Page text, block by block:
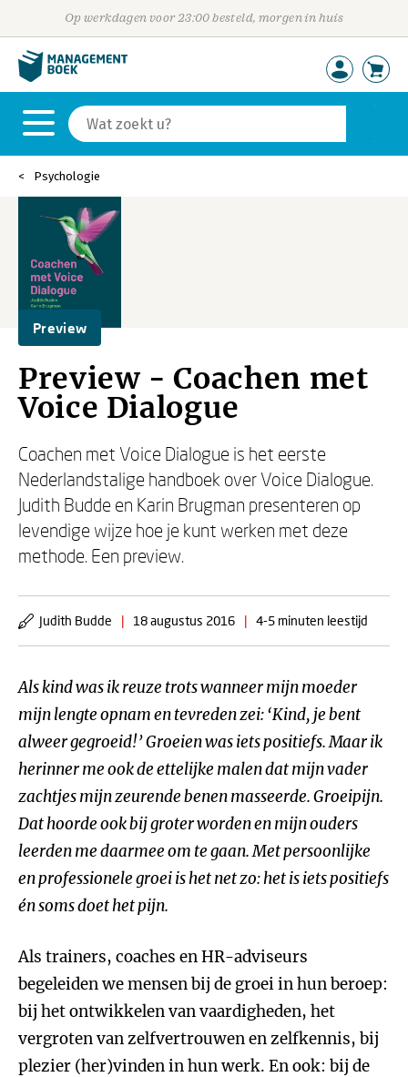
Op werkdagen voor 23:00 besteld, morgen in huis
Psychologie
Preview
Preview - Coachen met
Voice Dialogue
Coachen met Voice Dialogue is het eerste
Nederlandstalige handboek over Voice Dialogue.
Judith Budde en Karin Brugman presenteren op
levendige wijze hoe je kunt werken met deze
methode. Een preview.
Judith Budde | 18 augustus 2016 | 4-5 minuten leestijd
Als kind was ik reuze trots wanneer mijn moeder
mijn lengte opnam en tevreden zei: ‘Kind, je bent
alweer gegroeid!’ Groeien was iets positiefs. Maar ik
herinner me ook de ettelijke malen dat mijn vader
zachtjes mijn zeurende benen masseerde. Groeipijn.
Dat hoorde ook bij groter worden en mijn ouders
leerden me daarmee om te gaan. Met persoonlijke
en professionele groei is het net zo: het is iets positiefs
én soms doet het pijn.
Als trainers, coaches en HR-adviseurs
begeleiden we mensen bij de groei in hun beroep:
bij het ontwikkelen van vaardigheden, het
vergroten van zelfvertrouwen en zelfkennis, bij
plezier (her)vinden in hun werk. En ook: bij de